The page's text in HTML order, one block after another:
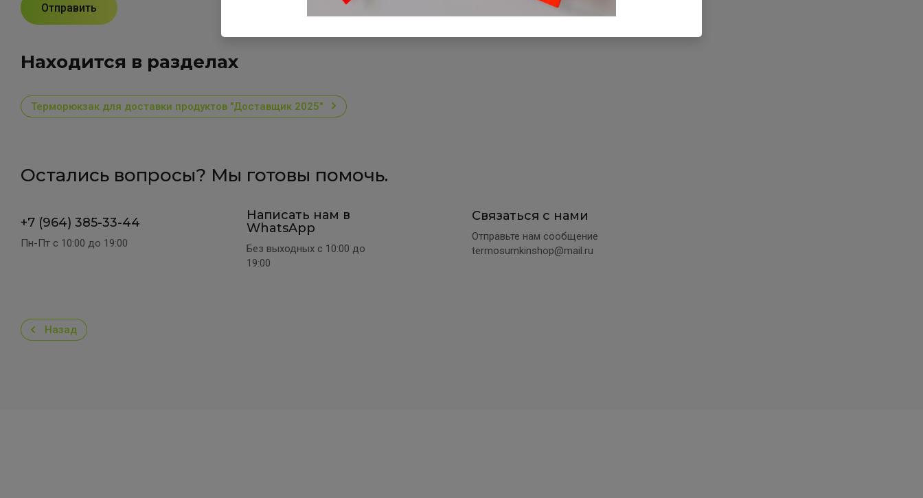
Отправить
Находится в разделах
Терморюкзак для доставки продуктов "Доставщик 2025"
Остались вопросы? Мы готовы помочь.
+7 (964) 385-33-44
Пн-Пт c 10:00 до 19:00
Написать нам в
WhatsApp
Без выходных c 10:00 до
19:00
Связаться с нами
Отправьте нам сообщение
termosumkinshop@mail.ru
Назад